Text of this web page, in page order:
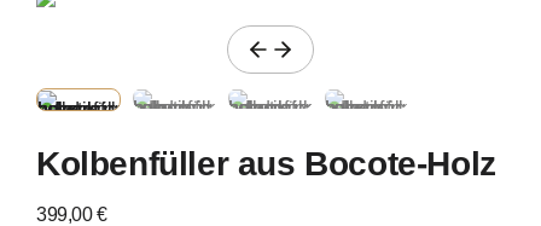
Kolbenfüller aus Bocote-Holz
399,00 €